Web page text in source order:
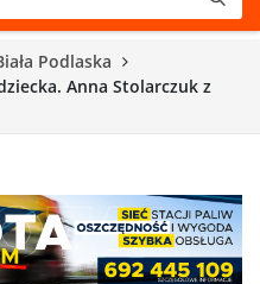
Podlaska
Anna Stolarczuk z